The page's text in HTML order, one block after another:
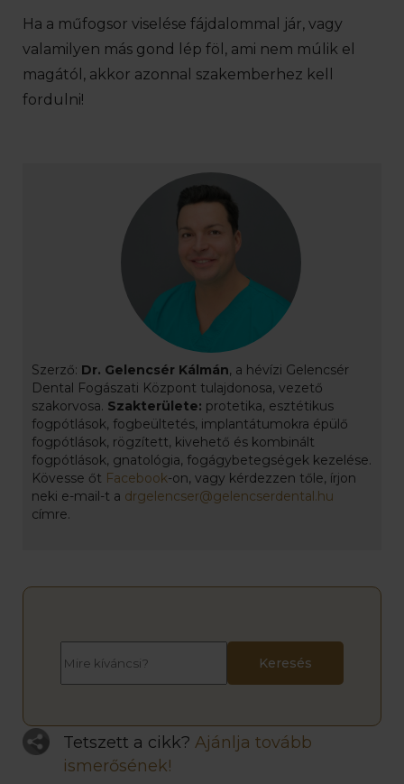
Ha a műfogsor viselése fájdalommal jár, vagy
valamilyen más gond lép föl, ami nem múlik el
magától, akkor azonnal szakemberhez kell
fordulni!
Szerző: Dr. Gelencsér Kálmán, a hévízi Gelencsér
Dental Fogászati Központ tulajdonosa, vezető
szakorvosa. Szakterülete: protetika, esztétikus
fogpótlások, fogbeültetés, implantátumokra épülő
fogpótlások, rögzített, kivehető és kombinált
fogpótlások, gnatológia, fogágybetegségek kezelése.
Kövesse őt Facebook-on, vagy kérdezzen tőle, írjon
neki e-mail-t a drgelencser@gelencserdental.hu
címre.
Tetszett a cikk? Ajánlja tovább
ismerősének!